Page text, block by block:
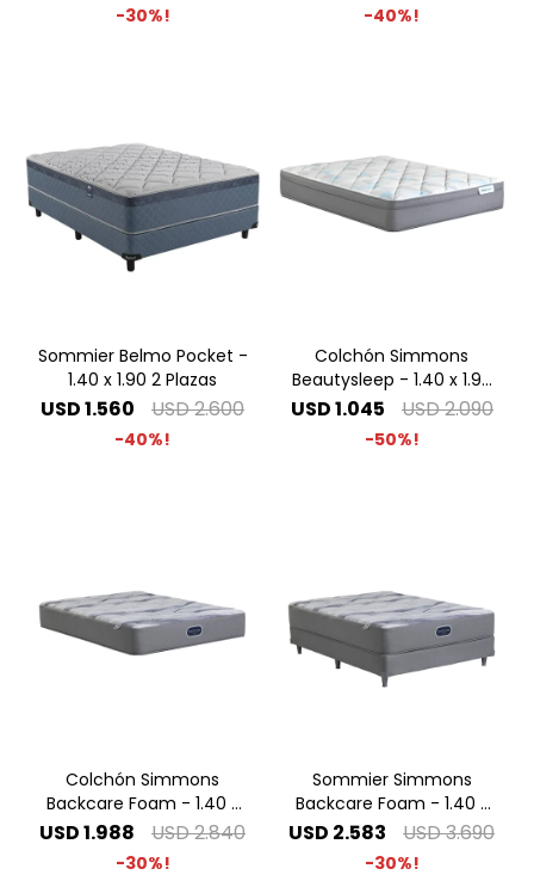
30 40
Sommier Belmo Pocket -
1.40 x 1.90 2 Plazas
USD1.560 USD2.600
40
Colchón Simmons
Beautysleep - 1.40 x 1.90
2 Plazas
USD1.045 USD2.090
50
Colchón Simmons
Backcare Foam - 1.40 x
1.90 2 Plazas
USD1.988 USD2.840
30
Sommier Simmons
Backcare Foam - 1.40 x
1.90 2 Plazas
USD 2.583 USD3.690
30